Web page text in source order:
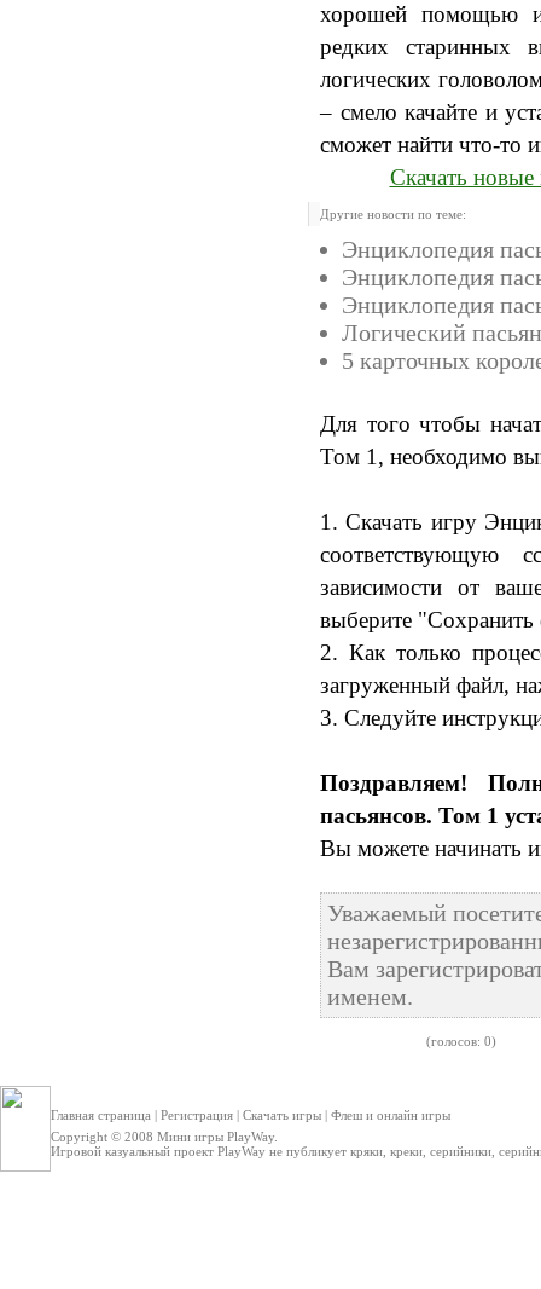
хорошей помощью
редких старинных
логических
– смело качайте и
сможет найти что-то
Скачать
Другие новости по теме:
Энциклопедия
Энциклопедия
Энциклопедия
Логический
5 карточных
Для того чтобы
Том 1, необходимо
1. Скачать игру
соответствующую
зависимости от
выберите
2. Как только
загруженный файл,
3. Следуйте
Поздравляем!
пасьянсов. Том 1
Вы можете начинать
Уважаемый
Вам
именем.
(голосов: 0)
Главная страница | Регистрация | Скачать игры | Флеш и онлайн игры
Copyright © 2008 Мини игры PlayWay.
Игровой казуальный проект PlayWay не публикует кряки, креки, серийники,